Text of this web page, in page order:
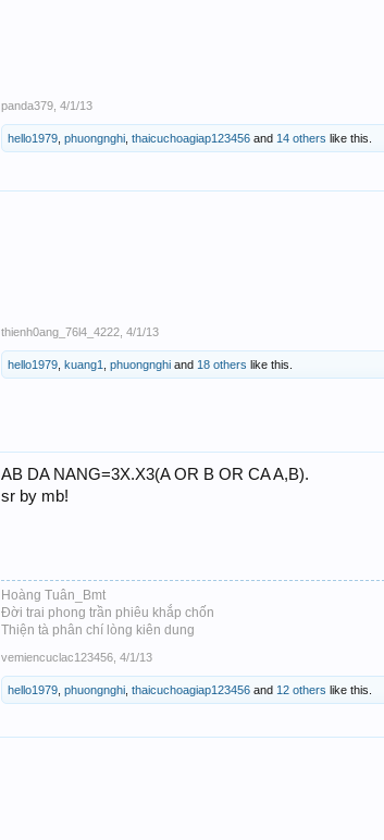
panda379 4/1/13
hello1979 phuongnghi thaicuchoagiap123456 and 14 others like this.
thienh0ang_76l4_4222 4/1/13
hello1979 kuang1 phuongnghi and 18 others like this.
AB DA NANG=3X.X3(A OR B OR CA A,B).
sr by mb!
Hoàng Tuân_Bmt
Đời trai phong trần phiêu khắp chốn
Thiện tà phân chí lòng kiên dung
vemiencuclac123456 4/1/13
hello1979 phuongnghi thaicuchoagiap123456 and 12 others like this.